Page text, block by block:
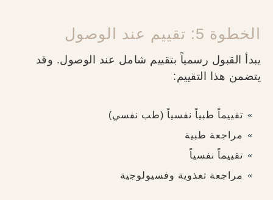
الخطوة 5: تقييم عند الوصول
يبدأ القبول رسمياً بتقييم شامل عند الوصول. وقد
يتضمن هذا التقييم:
تقييماً طبياً نفسياً (طب نفسي)
مراجعة طبية
تقييماً نفسياً
مراجعة تغذوية وفسيولوجية